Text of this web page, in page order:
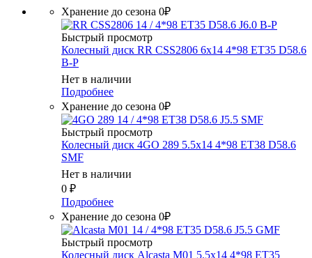
Хранение до сезона 0₽
Быстрый просмотр
Колесный диск RR CSS2806 6x14 4*98 ET35 D58.6
B-P
Нет в наличии
Подробнее
Хранение до сезона 0₽
Быстрый просмотр
Колесный диск 4GO 289 5.5x14 4*98 ET38 D58.6
SMF
Нет в наличии
0 ₽
Подробнее
Хранение до сезона 0₽
Быстрый просмотр
Колесный диск Alcasta M01 5.5x14 4*98 ET35